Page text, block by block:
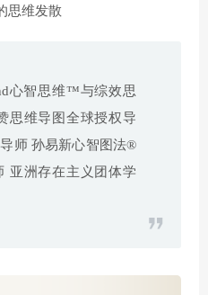
思维发散
心智思维™与综效思
思维导图全球授权导
师 孙易新心智图法®
亚洲存在主义团体学